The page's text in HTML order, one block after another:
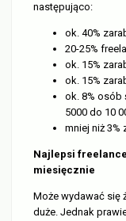
następująco:
ok. 40%
20-25%
ok. 15%
ok. 15%
ok. 8% osób
5000 do 10
mniej niż 3%
Najlepsi
miesięcznie
Może wydawać się
duże. Jednak